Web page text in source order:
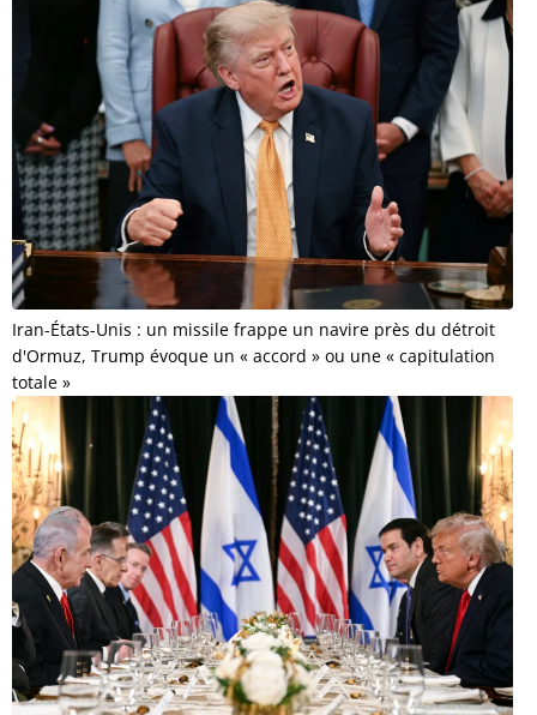
Iran-États-Unis : un missile frappe un navire près du détroit
d'Ormuz, Trump évoque un « accord » ou une « capitulation
totale »